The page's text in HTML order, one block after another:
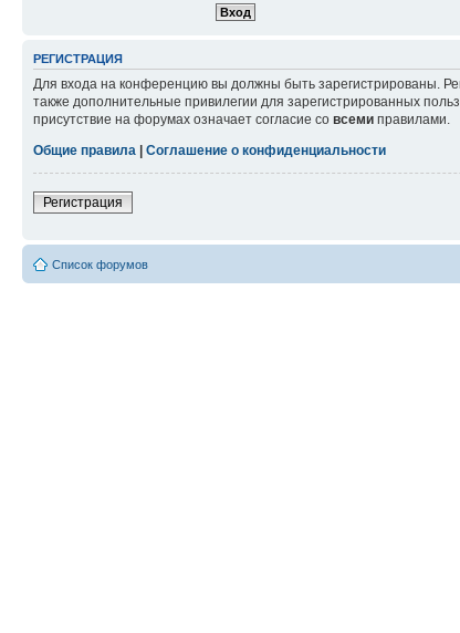
РЕГИСТРАЦИЯ
Для входа на конференцию вы должны быть зарегистрированы.
также дополнительные привилегии для зарегистрированных
присутствие на форумах означает согласие со всеми правилами.
Общие правила
Соглашение о конфиденциальности
Регистрация
Список форумов